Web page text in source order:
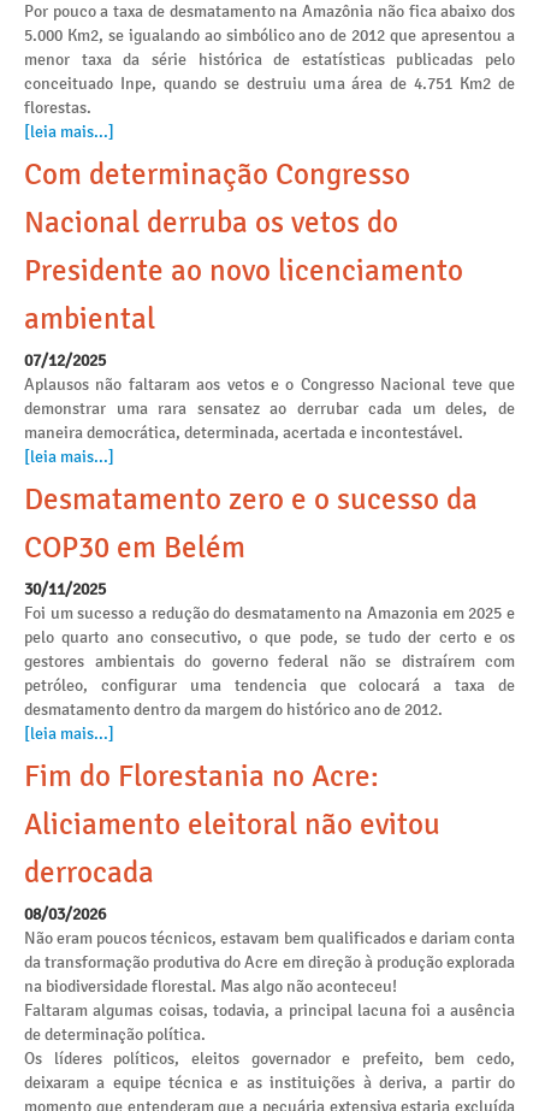
Por pouco a taxa de desmatamento na Amazônia não fica abaixo dos
5.000 Km2, se igualando ao simbólico ano de 2012 que apresentou a
menor taxa da série histórica de estatísticas publicadas pelo
conceituado Inpe, quando se destruiu uma área de 4.751 Km2 de
florestas.
[leia mais...]
Com determinação Congresso
Nacional derruba os vetos do
Presidente ao novo licenciamento
ambiental
07/12/2025
Aplausos não faltaram aos vetos e o Congresso Nacional teve que
demonstrar uma rara sensatez ao derrubar cada um deles, de
maneira democrática, determinada, acertada e incontestável.
[leia mais...]
Desmatamento zero e o sucesso da
COP30 em Belém
30/11/2025
Foi um sucesso a redução do desmatamento na Amazonia em 2025 e
pelo quarto ano consecutivo, o que pode, se tudo der certo e os
gestores ambientais do governo federal não se distraírem com
petróleo, configurar uma tendencia que colocará a taxa de
desmatamento dentro da margem do histórico ano de 2012.
[leia mais...]
Fim do Florestania no Acre:
Aliciamento eleitoral não evitou
derrocada
08/03/2026
Não eram poucos técnicos, estavam bem qualificados e dariam conta
da transformação produtiva do Acre em direção à produção explorada
na biodiversidade florestal. Mas algo não aconteceu!
Faltaram algumas coisas, todavia, a principal lacuna foi a ausência
de determinação política.
Os líderes políticos, eleitos governador e prefeito, bem cedo,
deixaram a equipe técnica e as instituições à deriva, a partir do
momento que entenderam que a pecuária extensiva estaria excluída